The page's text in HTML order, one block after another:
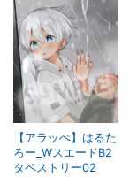
【アラッぺ】はるた
ろー_WスエードB2
タペストリー02